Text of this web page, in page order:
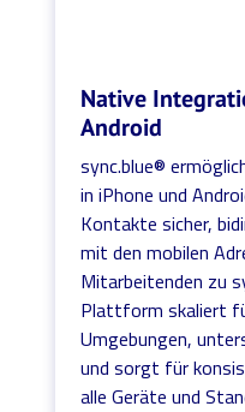
Native
Android
sync.blue®
in iPhone und
Kontakte sicher,
mit den mobilen
Mitarbeitenden zu
Plattform skaliert
Umgebungen,
und sorgt für
alle Geräte und